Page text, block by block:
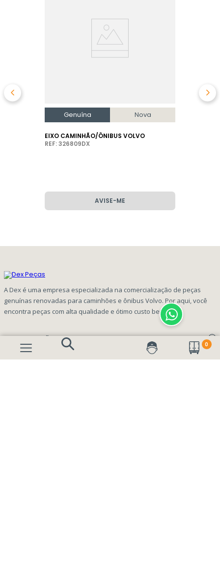
0
Genuína Nova
EIXO CAMINHÃO/ÔNIBUS VOLVO
REF: 326809DX
AVISE-ME
A Dex é uma empresa especializada na comercialização de peças
genuínas renovadas para caminhões e ônibus Volvo. Por aqui, você
encontra peças com alta qualidade e ótimo custo benefício!